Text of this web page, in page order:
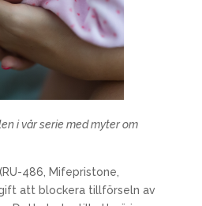
i vår serie med myter om
486, Mifepristone,
att blockera tillförseln av